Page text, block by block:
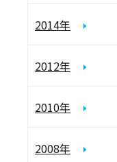
2014年
2012年
2010年
2008年